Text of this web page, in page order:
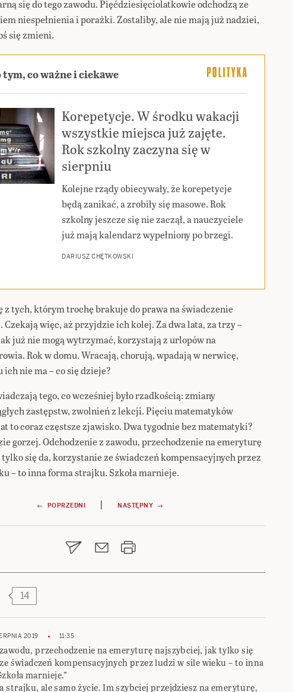
się do tego zawodu. Pięćdziesięciolatkowie odchodzą ze
niespełnienia i porażki. Zostaliby, ale nie mają już nadziei,
się zmieni.
tym, co ważne i ciekawe
Korepetycje. W środku wakacji
wszystkie miejsca już zajęte.
Rok szkolny zaczyna się w
sierpniu
Kolejne rządy obiecywały, że korepetycje
będą zanikać, a zrobiły się masowe. Rok
szkolny jeszcze się nie zaczął, a nauczyciele
już mają kalendarz wypełniony po brzegi.
DARIUSZ CHĘTKOWSKI
z tych, którym trochę brakuje do prawa na świadczenie
Czekają więc, aż przyjdzie ich kolej. Za dwa lata, za trzy –
już nie mogą wytrzymać, korzystają z urlopów na
Rok w domu. Wracają, chorują, wpadają w nerwicę,
ich nie ma – co się dzieje?
tego, co wcześniej było rzadkością: zmiany
zastępstw, zwolnień z lekcji. Pięciu matematyków
to coraz częstsze zjawisko. Dwa tygodnie bez matematyki?
gorzej. Odchodzenie z zawodu, przechodzenie na emeryturę
się da, korzystanie ze świadczeń kompensacyjnych przez
– to inna forma strajku. Szkoła marnieje.
← POPRZEDNI | NASTĘPNY →
14
2019 11:35
zawodu, przechodzenie na emeryturę najszybciej, jak tylko się
świadczeń kompensacyjnych przez ludzi w sile wieku – to inna
marnieje.”
strajku, ale samo życie. Im szybciej przejdziesz na emeryturę,